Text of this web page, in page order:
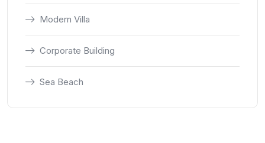
Modern Villa
Corporate Building
Sea Beach